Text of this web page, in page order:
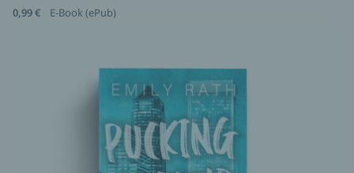
0,99 €
E-Book (ePub)